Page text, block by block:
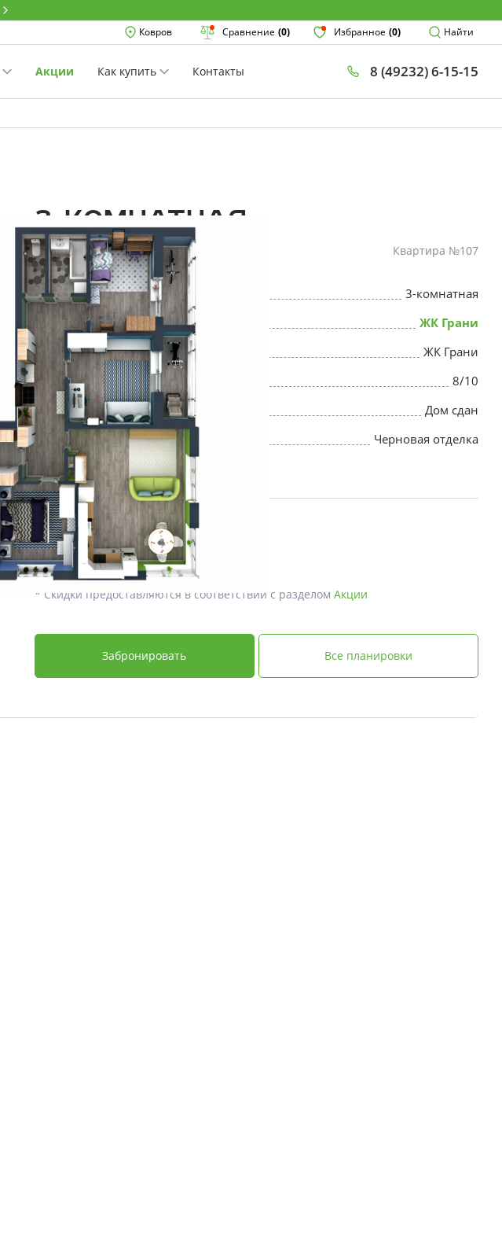
Ковров Сравнение (0) Избранное (0) Найти
Акции Как купить Контакты 8 (49232) 6-15-15
×
Поиск
3-комнатная
97.0 м² Квартира №107
Комнатность 3-комнатная
Проект ЖК Грани
Дом ЖК Грани
Этаж 8/10
Срок сдачи Дом сдан
Отделка Черновая отделка
Дополнительно
Цена со скидкой *
5 463 040 ₽
6 208 000 ₽
* Скидки предоставляются в соответствии с разделом Акции
Забронировать Все планировки
* Скидки предоставляются в